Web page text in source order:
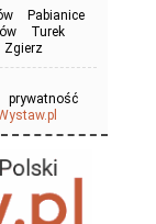
Pabianice
Turek
Zgierz
prywatność